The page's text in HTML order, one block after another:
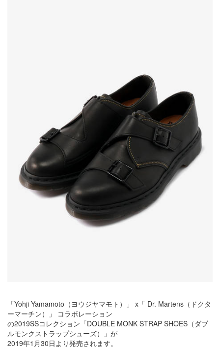
「Yohji Yamamoto（ヨウジヤマモト）」 x「 Dr. Martens（ドクタ
ーマーチン）」 コラボレーション
の2019SSコレクション「DOUBLE MONK STRAP SHOES（ダブ
ルモンクストラップシューズ）」が
2019年1月30日より発売されます。